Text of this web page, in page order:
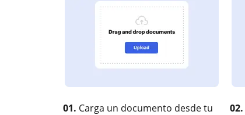
01. Carga un documento desde tu
02.